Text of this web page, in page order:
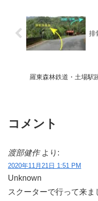
排
羅東森林鉄道・土場駅
コメント
渡部健作 より:
2020年11月21日 1:51 PM
Unknown
スクーターで行って来ま